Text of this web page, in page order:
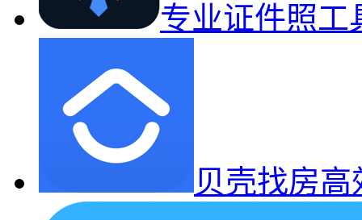
专业证件照工
贝壳找房